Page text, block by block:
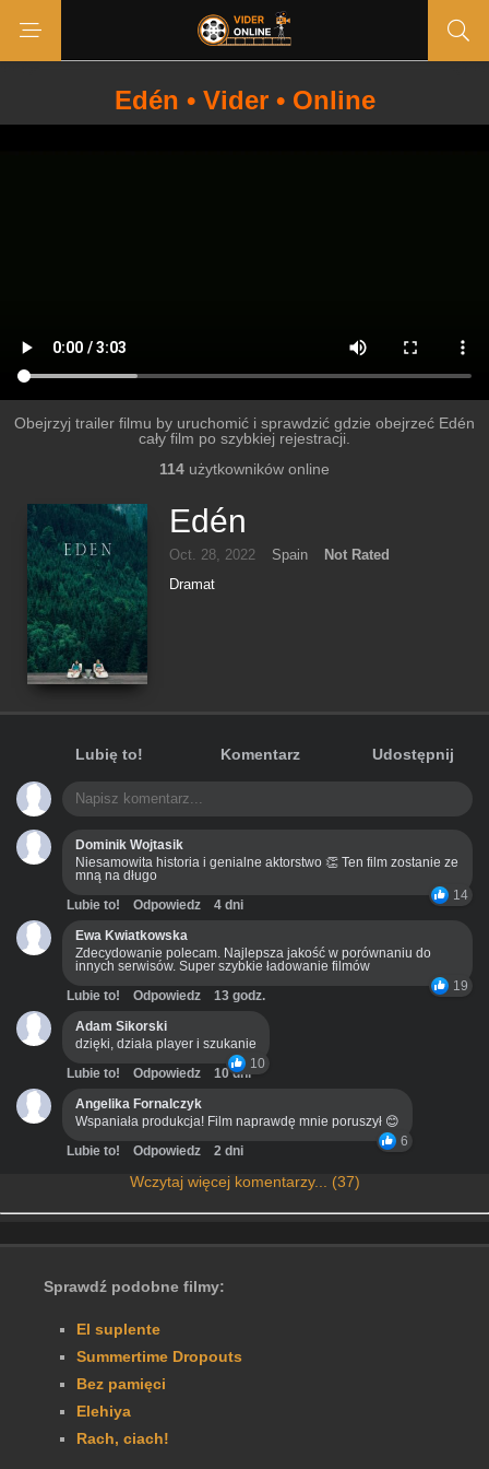
Edén • Vider • Online
Obejrzyj trailer filmu by uruchomić i sprawdzić gdzie obejrzeć Edén
cały film po szybkiej rejestracji.
114 użytkowników online
Edén
Oct. 28, 2022 Spain
Not Rated
Dramat
Lubię to! Komentarz Udostępnij
Dominik Wojtasik
Niesamowita historia i genialne aktorstwo 👏 Ten film zostanie ze
mną na długo
14
Lubie to! Odpowiedz
4 dni
Ewa Kwiatkowska
Zdecydowanie polecam. Najlepsza jakość w porównaniu do
innych serwisów. Super szybkie ładowanie filmów
19
Lubie to! Odpowiedz
13 godz.
Adam Sikorski
dzięki, działa player i szukanie
10
Lubie to! Odpowiedz
10 dni
Angelika Fornalczyk
Wspaniała produkcja! Film naprawdę mnie poruszył 😊
6
Lubie to! Odpowiedz 2 dni
Wczytaj więcej komentarzy... (37)
Sprawdź podobne filmy:
El suplente
Summertime Dropouts
Bez pamięci
Elehiya
Rach, ciach!